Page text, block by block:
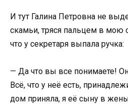
И тут Галина Петровна не
скамьи, тряся пальцем в мою
что у секретаря выпала ручка:
— Да что вы все понимаете!
Всё, что у неё есть,
дом приняла, я её сыну в